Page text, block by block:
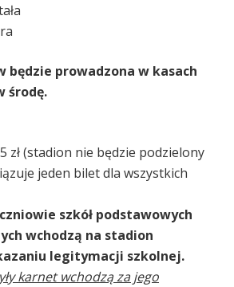
będzie prowadzona w kasach
środę.
zł (stadion nie będzie podzielony
jeden bilet dla wszystkich
szkół podstawowych
wchodzą na stadion
legitymacji szkolnej.
karnet wchodzą za jego